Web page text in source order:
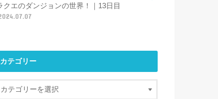
クエのダンジョンの世界！｜13日目
カテゴリー